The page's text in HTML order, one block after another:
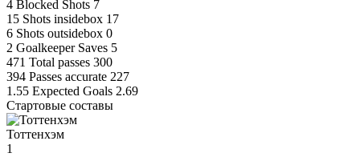
4 Blocked Shots 7
15 Shots insidebox 17
6 Shots outsidebox 0
2 Goalkeeper Saves 5
471 Total passes 300
394 Passes accurate 227
1.55 Expected Goals 2.69
Стартовые составы
Тоттенхэм
1